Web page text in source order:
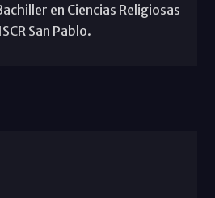
en Ciencias Religiosas
San Pablo.